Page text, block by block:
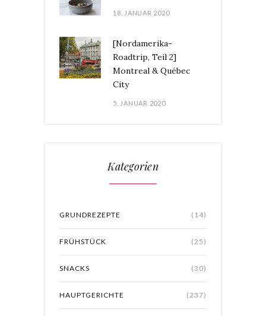
18. JANUAR 2020
[Nordamerika-
Roadtrip, Teil 2]
Montreal & Québec
City
5. JANUAR 2020
Kategorien
GRUNDREZEPTE (14)
FRÜHSTÜCK (25)
SNACKS (30)
HAUPTGERICHTE (237)